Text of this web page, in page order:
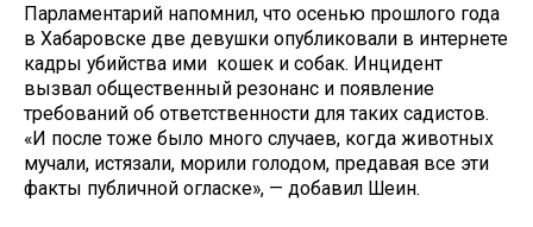
Парламентарий напомнил, что осенью прошлого года
в Хабаровске две девушки опубликовали в интернете
кадры убийства ими кошек и собак. Инцидент
вызвал общественный резонанс и появление
требований об ответственности для таких садистов.
«И после тоже было много случаев, когда животных
мучали, истязали, морили голодом, предавая все эти
факты публичной огласке», — добавил Шеин.